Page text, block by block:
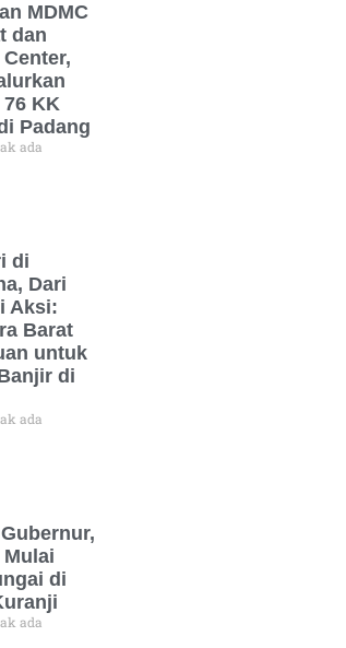
MDMC
dan
KK
Padang
ada
di
Dari
Aksi:
Barat
untuk
di
ada
di
ada